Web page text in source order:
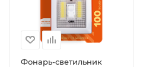
Фонарь-светильник